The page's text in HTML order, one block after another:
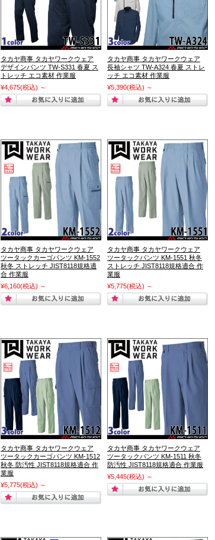
タカヤ商事 タカヤワークウェア
デザインパンツ TW-S331 春夏 ス
トレッチ エコ素材 作業服
¥4,675(税込) ～
タカヤ商事 タカヤワークウェア
長袖シャツ TW-A324 春夏 ストレ
ッチ エコ素材 作業服
¥5,390(税込) ～
タカヤ商事 タカヤワークウェア
ツータックカーゴパンツ KM-1552
秋冬 ストレッチ JIST8118規格適
合 作業服
¥6,160(税込) ～
タカヤ商事 タカヤワークウェア
ツータックパンツ KM-1551 秋冬
ストレッチ JIST8118規格適合 作
業服
¥5,775(税込) ～
タカヤ商事 タカヤワークウェア
ツータックカーゴパンツ KM-1512
秋冬 防汚性 JIST8118規格適合 作
業服
¥5,775(税込) ～
タカヤ商事 タカヤワークウェア
ツータックパンツ KM-1511 秋冬
防汚性 JIST8118規格適合 作業服
¥5,445(税込) ～